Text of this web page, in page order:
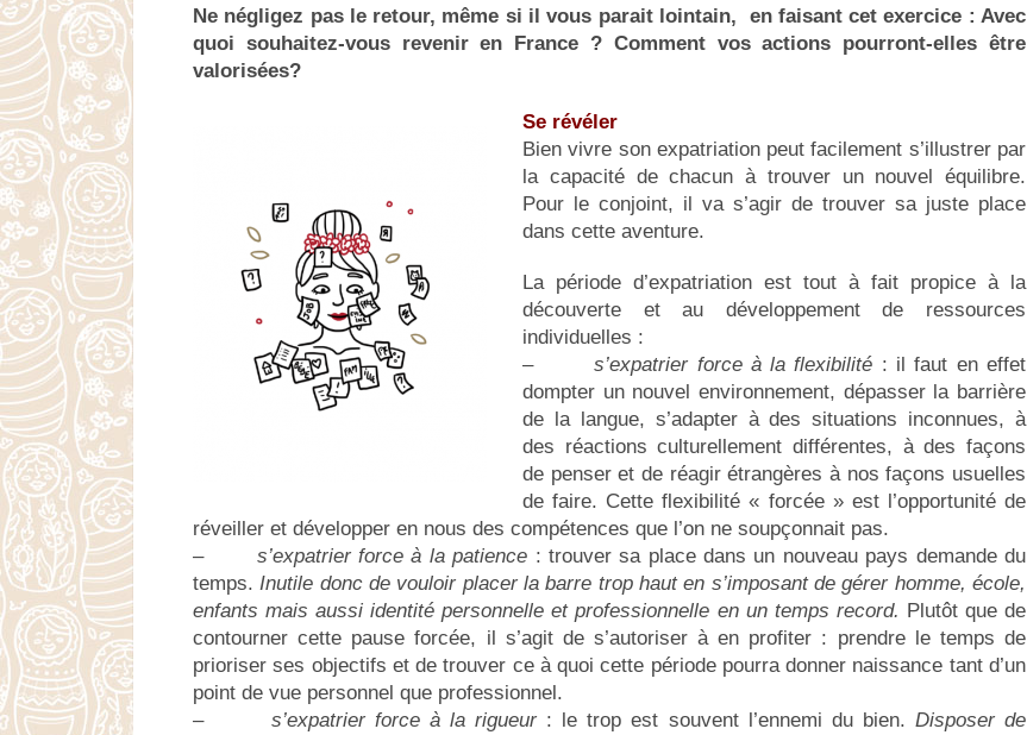
Ne négligez pas le retour, même si il vous parait lointain, en faisant cet exercice : Avec
quoi souhaitez-vous revenir en France ? Comment vos actions pourront-elles être
valorisées?
Se révéler
Bien vivre son expatriation peut facilement s’illustrer par
la capacité de chacun à trouver un nouvel équilibre.
Pour le conjoint, il va s’agir de trouver sa juste place
dans cette aventure.
La période d’expatriation est tout à fait propice à la
découverte et au développement de ressources
individuelles :
–s’expatrier force à la flexibilité : il faut en effet
dompter un nouvel environnement, dépasser la barrière
de la langue, s’adapter à des situations inconnues, à
des réactions culturellement différentes, à des façons
de penser et de réagir étrangères à nos façons usuelles
de faire. Cette flexibilité « forcée » est l’opportunité de
réveiller et développer en nous des compétences que l’on ne soupçonnait pas.
– s’expatrier force à la patience : trouver sa place dans un nouveau pays demande du
temps.Inutile donc de vouloir placer la barre trop haut en s’imposant de gérer homme, école,
enfants mais aussi identité personnelle et professionnelle en un temps record. Plutôt que de
contourner cette pause forcée, il s’agit de s’autoriser à en profiter : prendre le temps de
prioriser ses objectifs et de trouver ce à quoi cette période pourra donner naissance tant d’un
point de vue personnel que professionnel.
– s’expatrier force à la rigueur : le trop est souvent l’ennemi du bien. Disposer de